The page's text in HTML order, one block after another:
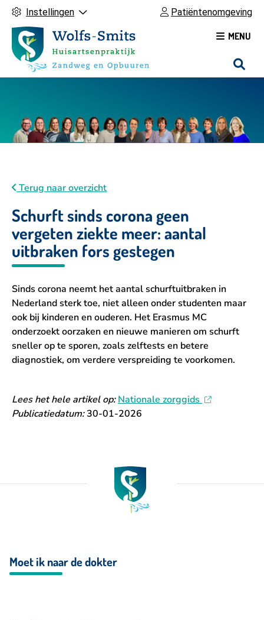
Instellingen Patiëntenomgeving
H
o
d
m
MENU
Terug naar overzicht
Schurft sinds corona geen
vergeten ziekte meer: aantal
uitbraken fors gestegen
Sinds corona neemt het aantal schurftuitbraken in
Nederland sterk toe, niet alleen onder studenten maar
ook bij kinderen en ouderen. Het Erasmus MC
onderzoekt oorzaken en nieuwe manieren om schurft
sneller op te sporen, zoals zelftests en betere
diagnostiek, om verdere verspreiding te voorkomen.
Lees het hele artikel op: Nationale zorggids
Publicatiedatum:30-01-2026
Moet ik naar de dokter